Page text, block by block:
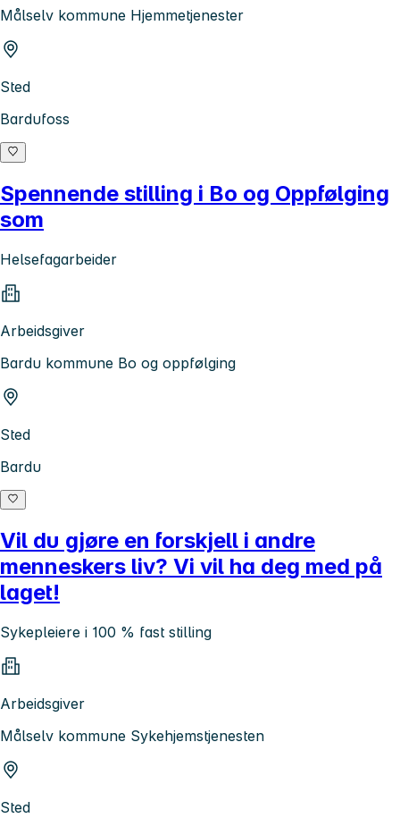
Målselv kommune Hjemmetjenester
Sted
Bardufoss
Spennende stilling i Bo og Oppfølging
som
Helsefagarbeider
Arbeidsgiver
Bardu kommune Bo og oppfølging
Sted
Bardu
Vil du gjøre en forskjell i andre
menneskers liv? Vi vil ha deg med på
laget!
Sykepleiere i 100 % fast stilling
Arbeidsgiver
Målselv kommune Sykehjemstjenesten
Sted